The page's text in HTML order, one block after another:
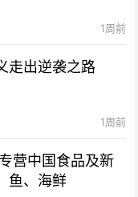
1周前
走出逆袭之路
1周前
营中国食品及新
鱼、海鲜